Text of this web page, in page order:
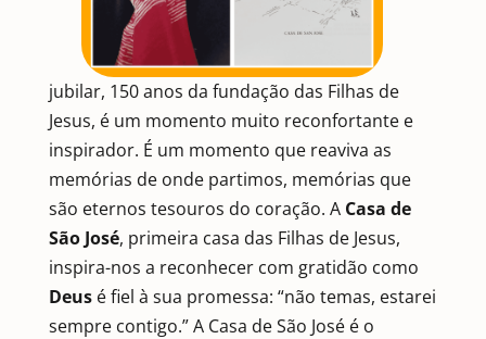
jubilar, 150 anos da fundação das Filhas de
Jesus, é um momento muito reconfortante e
inspirador. É um momento que reaviva as
memórias de onde partimos, memórias que
são eternos tesouros do coração. A Casa de
São José, primeira casa das Filhas de Jesus,
inspira-nos a reconhecer com gratidão como
Deusé fiel à sua promessa: “não temas, estarei
sempre contigo.” A Casa de São José é o